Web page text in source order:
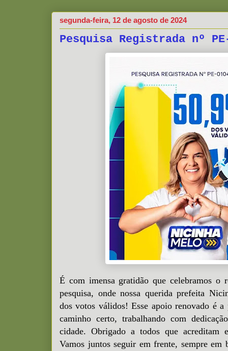
segunda-feira, 12 de agosto de 2024
Pesquisa Registrada nº
É com imensa gratidão que celebramos o
pesquisa, onde nossa querida prefeita
dos votos válidos! Esse apoio renovado é a
caminho certo, trabalhando com
cidade. Obrigado a todos que acreditam
Vamos juntos seguir em frente, sempre em